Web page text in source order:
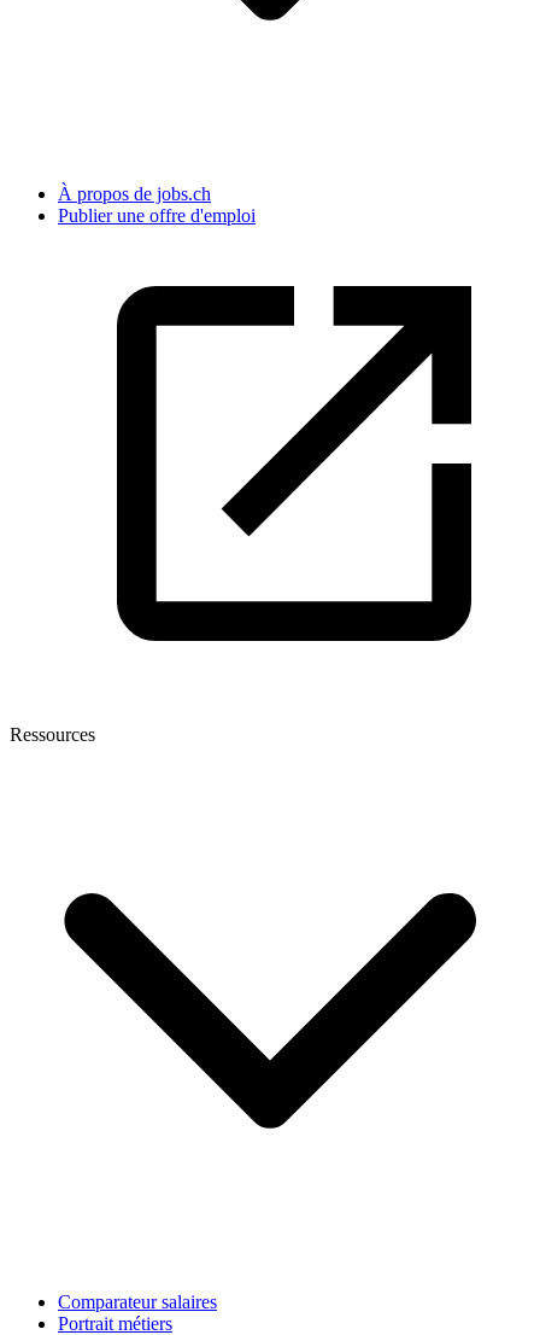
À propos de jobs.ch
Publier une offre d'emploi
Ressources
Comparateur salaires
Portrait métiers